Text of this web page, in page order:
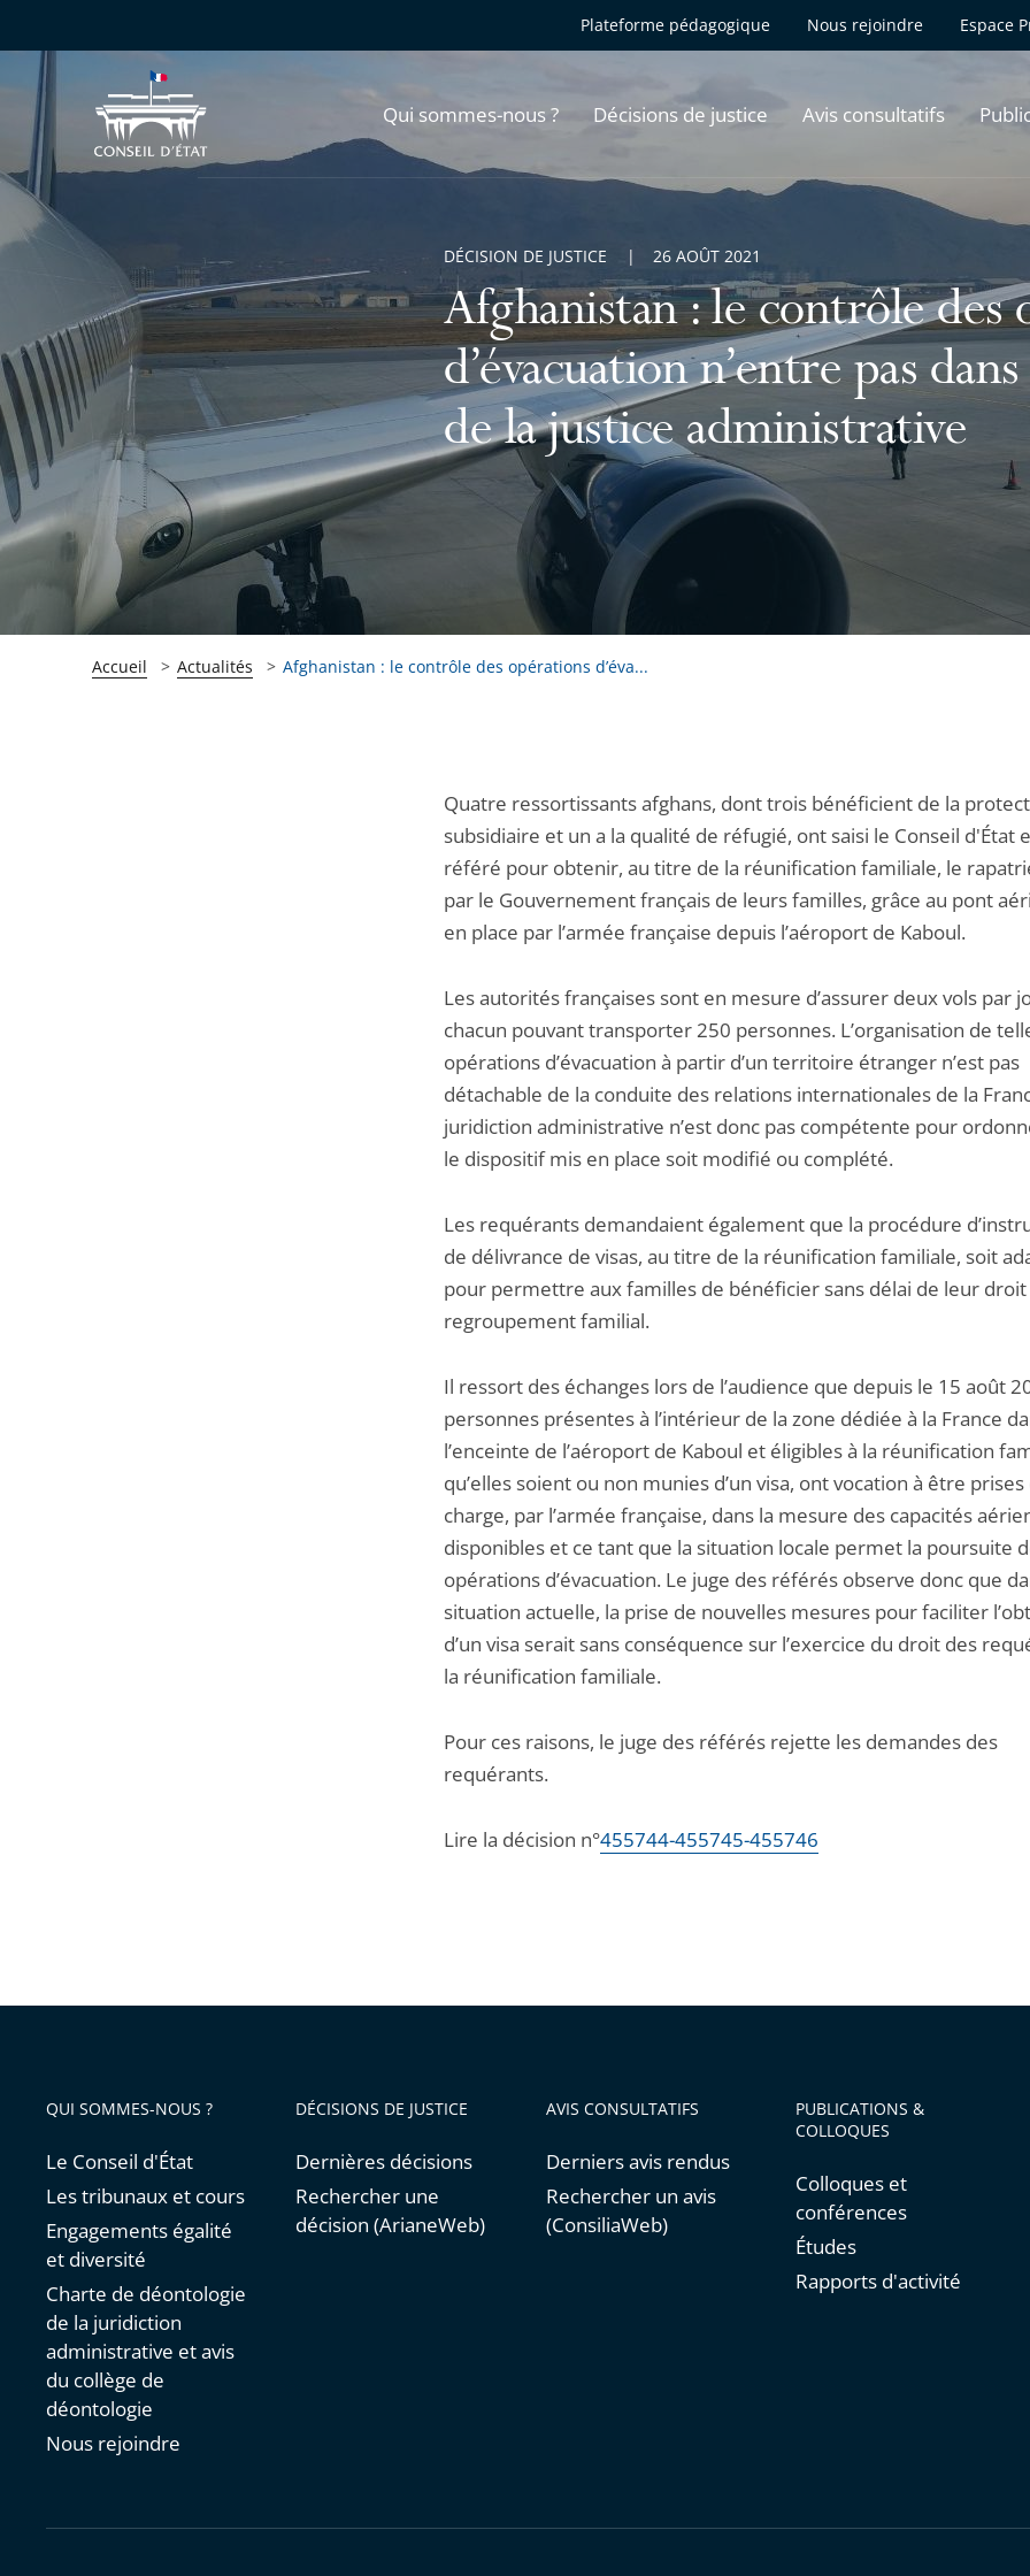
Plateforme pédagogique Nous rejoindre Espace
Qui sommes-nous ? Décisions de justice Avis consultatifs
Afghanistan : le contrôle des
d’évacuation n’entre pas
de la justice administrative
DÉCISION DE JUSTICE 26 AOÛT 2021
Accueil Actualités Afghanistan : le contrôle des opérations d’éva...
Quatre ressortissants afghans, dont trois bénéficient de la
subsidiaire et un a la qualité de réfugié, ont saisi le Conseil d'État
référé pour obtenir, au titre de la réunification familiale, le
par le Gouvernement français de leurs familles, grâce au pont
en place par l’armée française depuis l’aéroport de Kaboul.
Les autorités françaises sont en mesure d’assurer deux vols par
chacun pouvant transporter 250 personnes. L’organisation de
opérations d’évacuation à partir d’un territoire étranger n’est pas
détachable de la conduite des relations internationales de la
juridiction administrative n’est donc pas compétente pour
le dispositif mis en place soit modifié ou complété.
Les requérants demandaient également que la procédure
de délivrance de visas, au titre de la réunification familiale, soit
pour permettre aux familles de bénéficier sans délai de leur droit
regroupement familial.
Il ressort des échanges lors de l’audience que depuis le 15 août
personnes présentes à l’intérieur de la zone dédiée à la France
l’enceinte de l’aéroport de Kaboul et éligibles à la réunification
qu’elles soient ou non munies d’un visa, ont vocation à être prises
charge, par l’armée française, dans la mesure des capacités
disponibles et ce tant que la situation locale permet la poursuite
opérations d’évacuation. Le juge des référés observe donc que
situation actuelle, la prise de nouvelles mesures pour faciliter
d’un visa serait sans conséquence sur l’exercice du droit des
la réunification familiale.
Pour ces raisons, le juge des référés rejette les demandes des
requérants.
Lire la décision n°455744-455745-455746
QUI SOMMES-NOUS ?
Le Conseil d'État
Les tribunaux et cours
Engagements égalité
et diversité
Charte de déontologie
de la juridiction
administrative et avis
du collège de
déontologie
Nous rejoindre
DÉCISIONS DE JUSTICE
Dernières décisions
Rechercher une
décision (ArianeWeb)
AVIS CONSULTATIFS
Derniers avis rendus
Rechercher un avis
(ConsiliaWeb)
PUBLICATIONS &
COLLOQUES
Colloques et
conférences
Études
Rapports d'activité